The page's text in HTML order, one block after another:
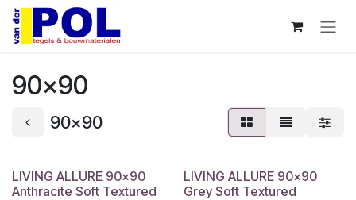
Overslaan naar inhoud
90x90
90x90
LIVING ALLURE 90x90
Anthracite Soft Textured
LIVING ALLURE 90x90
Grey Soft Textured